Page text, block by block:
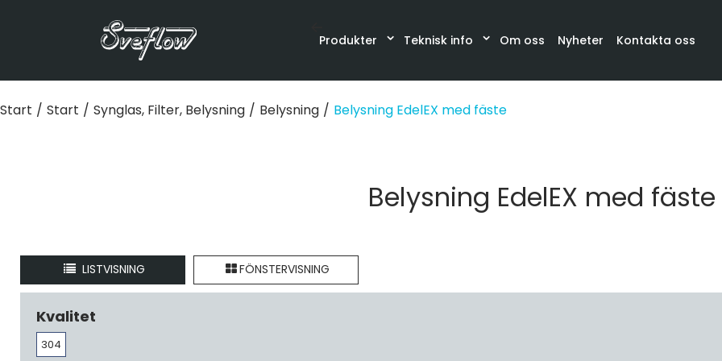
Produkter Kontakta oss
Om oss
Teknisk info Nyheter
Start / Start / Synglas, Filter, Belysning / Belysning / Belysning EdelEX med fäste
Belysning EdelEX med fäste
LISTVISNING FÖNSTERVISNING
Kvalitet
304